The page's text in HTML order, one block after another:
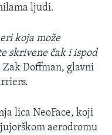
ljudi.
koja može
skrivene čak i ispod
Doffman, glavni
lica NeoFace, koji
aerodromu